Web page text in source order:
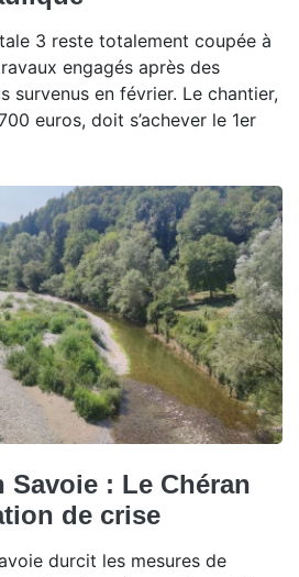
3 reste totalement coupée à
engagés après des
survenus en février. Le chantier,
euros, doit s’achever le 1er
Savoie : Le Chéran
de crise
durcit les mesures de